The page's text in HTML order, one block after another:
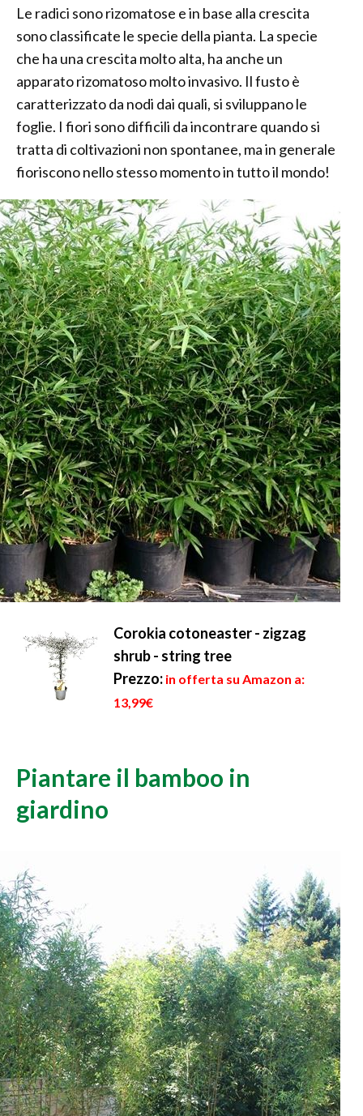
Le radici sono rizomatose e in base alla crescita
sono classificate le specie della pianta. La specie
che ha una crescita molto alta, ha anche un
apparato rizomatoso molto invasivo. Il fusto è
caratterizzato da nodi dai quali, si sviluppano le
foglie. I fiori sono difficili da incontrare quando si
tratta di coltivazioni non spontanee, ma in generale
fioriscono nello stesso momento in tutto il mondo!
Corokia cotoneaster - zigzag
shrub - string tree
Prezzo: in offerta su Amazon a:
13,99€
Piantare il bamboo in
giardino